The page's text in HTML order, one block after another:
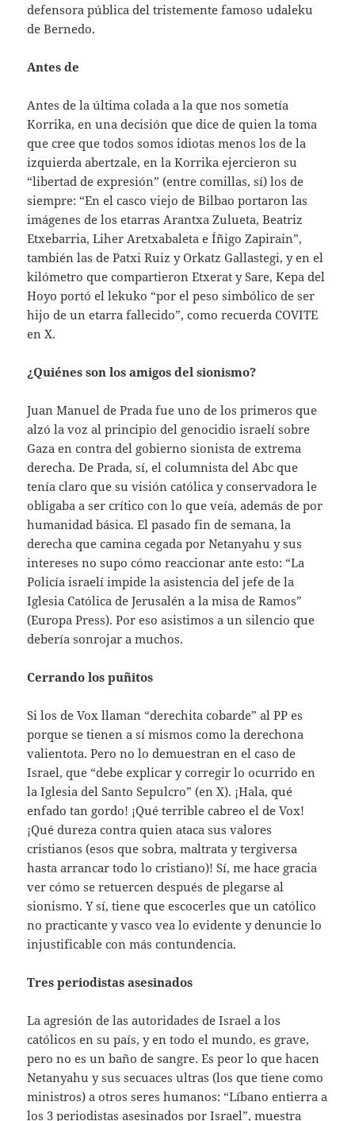
defensora pública del tristemente famoso udaleku
de Bernedo.
Antes de
Antes de la última colada a la que nos sometía
Korrika, en una decisión que dice de quien la toma
que cree que todos somos idiotas menos los de la
izquierda abertzale, en la Korrika ejercieron su
“libertad de expresión” (entre comillas, sí) los de
siempre: “En el casco viejo de Bilbao portaron las
imágenes de los etarras Arantxa Zulueta, Beatriz
Etxebarria, Liher Aretxabaleta e Íñigo Zapirain”,
también las de Patxi Ruiz y Orkatz Gallastegi, y en el
kilómetro que compartieron Etxerat y Sare, Kepa del
Hoyo portó el lekuko “por el peso simbólico de ser
hijo de un etarra fallecido”, como recuerda COVITE
en X.
¿Quiénes son los amigos del sionismo?
Juan Manuel de Prada fue uno de los primeros que
alzó la voz al principio del genocidio israelí sobre
Gaza en contra del gobierno sionista de extrema
derecha. De Prada, sí, el columnista del Abc que
tenía claro que su visión católica y conservadora le
obligaba a ser crítico con lo que veía, además de por
humanidad básica. El pasado fin de semana, la
derecha que camina cegada por Netanyahu y sus
intereses no supo cómo reaccionar ante esto: “La
Policía israelí impide la asistencia del jefe de la
Iglesia Católica de Jerusalén a la misa de Ramos”
(Europa Press). Por eso asistimos a un silencio que
debería sonrojar a muchos.
Cerrando los puñitos
Si los de Vox llaman “derechita cobarde” al PP es
porque se tienen a sí mismos como la derechona
valientota. Pero no lo demuestran en el caso de
Israel, que “debe explicar y corregir lo ocurrido en
la Iglesia del Santo Sepulcro” (en X). ¡Hala, qué
enfado tan gordo! ¡Qué terrible cabreo el de Vox!
¡Qué dureza contra quien ataca sus valores
cristianos (esos que sobra, maltrata y tergiversa
hasta arrancar todo lo cristiano)! Sí, me hace gracia
ver cómo se retuercen después de plegarse al
sionismo. Y sí, tiene que escocerles que un católico
no practicante y vasco vea lo evidente y denuncie lo
injustificable con más contundencia.
Tres periodistas asesinados
La agresión de las autoridades de Israel a los
católicos en su país, y en todo el mundo, es grave,
pero no es un baño de sangre. Es peor lo que hacen
Netanyahu y sus secuaces ultras (los que tiene como
ministros) a otros seres humanos: “Líbano entierra a
los 3 periodistas asesinados por Israel”, muestra